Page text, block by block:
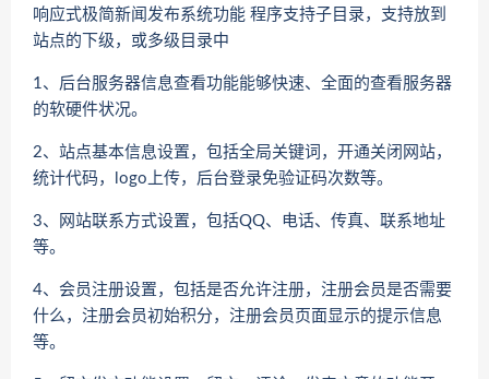
响应式极简新闻发布系统功能 程序支持子目录，支持放到
站点的下级，或多级目录中
1、后台服务器信息查看功能能够快速、全面的查看服务器
的软硬件状况。
2、站点基本信息设置，包括全局关键词，开通关闭网站，
统计代码，logo上传，后台登录免验证码次数等。
3、网站联系方式设置，包括QQ、电话、传真、联系地址
等。
4、会员注册设置，包括是否允许注册，注册会员是否需要
什么，注册会员初始积分，注册会员页面显示的提示信息
等。